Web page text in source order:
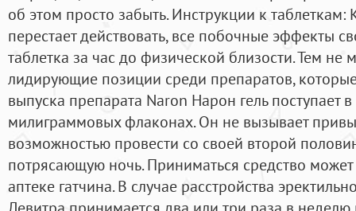
об этом просто забыть. Инструкции к таблеткам:
перестает действовать, все побочные эффекты
таблетка за час до физической близости. Тем не
лидирующие позиции среди препаратов,
выпуска препарата Naron Нарон гель поступает
милиграммовых флаконах. Он не вызывает
возможностью провести со своей второй
потрясающую ночь. Приниматься средство
аптеке гатчина. В случае расстройства